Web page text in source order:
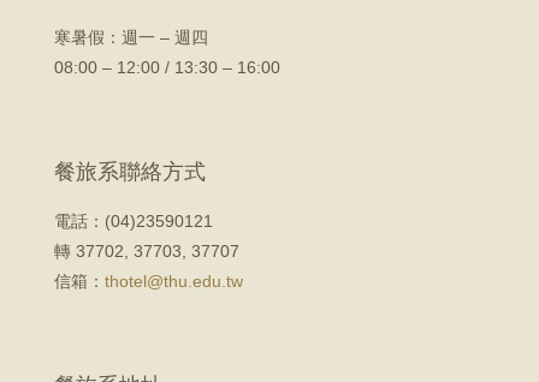
寒暑假：週一 – 週四
08:00 – 12:00 / 13:30 – 16:00
餐旅系聯絡方式
電話：(04)23590121
轉 37702, 37703, 37707
信箱： thotel@thu.edu.tw